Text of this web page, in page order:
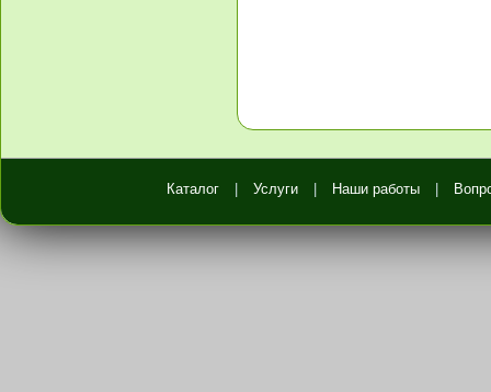
Каталог Услуги Наши работы